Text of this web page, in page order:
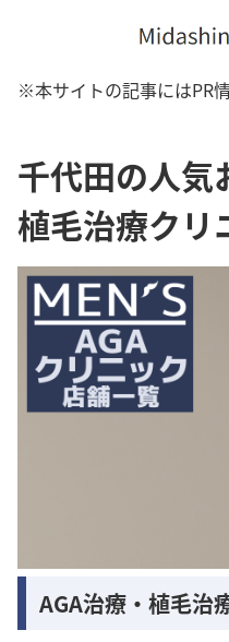
※本サイトの記事にはPR
千代田の人気
植毛治療クリ
AGA治療・植毛治